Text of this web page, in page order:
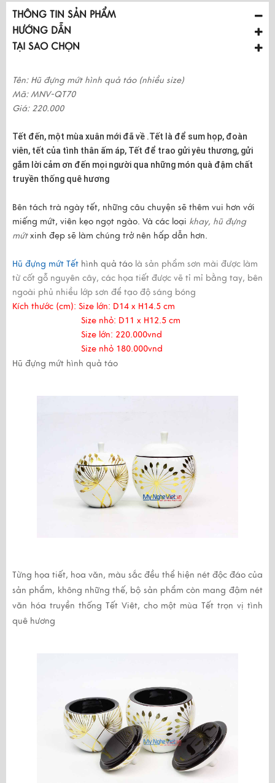
THÔNG TIN SẢN PHẨM
HƯỚNG DẪN
TẠI SAO CHỌN
Tên: Hũ đựng mứt hình quả táo (nhiều size)
Mã: MNV-QT70
Giá: 220.000
Tết đến, một mùa xuân mới đã về .Tết là để sum họp, đoàn
viên, tết của tình thân ấm áp, Tết để trao gửi yêu thương, gửi
gắm lời cảm ơn đến mọi người qua những món quà đậm chất
truyền thống quê hương
Bên tách trà ngày tết, những câu chuyện sẽ thêm vui hơn với
miếng mứt, viên kẹo ngọt ngào. Và các loại khay, hũ đựng
mứtxinh đẹp sẽ làm chúng trở nên hấp dẫn hơn.
Hũ đựng mứt Tết hình quả táo là sản phẩm sơn mài được làm
từ cốt gỗ nguyên cây, các họa tiết được vẽ tỉ mỉ bằng tay, bên
ngoài phủ nhiều lớp sơn để tạo độ sáng bóng
Kích thước (cm): Size lớn: D14 x H14.5 cm
Size nhỏ: D11 x H12.5 cm
Size lớn: 220.000vnd
Size nhỏ 180.000vnd
Hũ đựng mứt hình quả táo
Từng họa tiết, hoa văn, màu sắc đều thể hiện nét độc đáo của
sản phẩm, không những thế, bộ sản phẩm còn mang đậm nét
văn hóa truyền thống Tết Viêt, cho một mùa Tết trọn vị tình
quê hương